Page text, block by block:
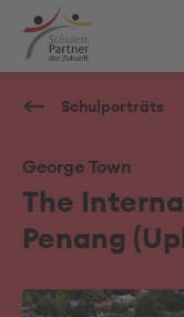
Schulporträts
George Town
The
Penang